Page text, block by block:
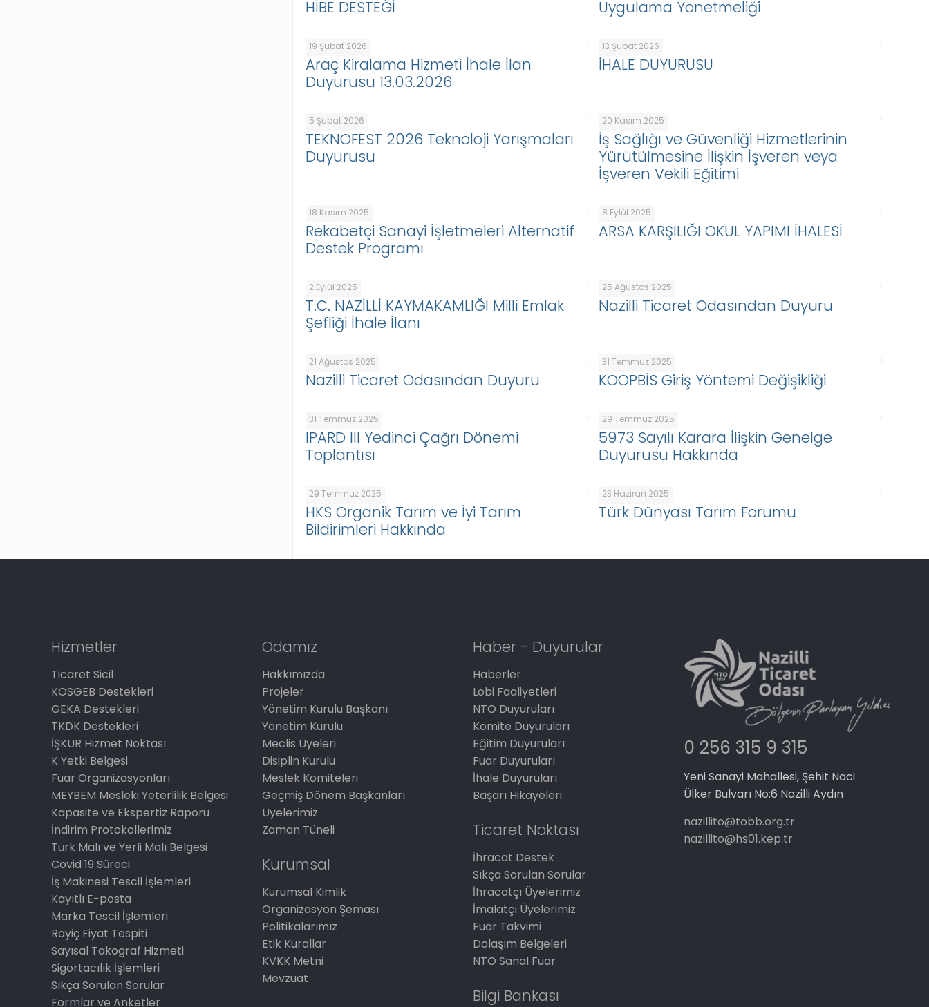
HİBE DESTEĞİ
Uygulama Yönetmeliği
19 Şubat 2026
Araç Kiralama Hizmeti İhale İlan
Duyurusu 13.03.2026
13 Şubat 2026
İHALE DUYURUSU
5 Şubat 2026
TEKNOFEST 2026 Teknoloji Yarışmaları
Duyurusu
20 Kasım 2025
İş Sağlığı ve Güvenliği Hizmetlerinin
Yürütülmesine İlişkin İşveren veya
İşveren Vekili Eğitimi
18 Kasım 2025
Rekabetçi Sanayi İşletmeleri Alternatif
Destek Programı
8 Eylül 2025
ARSA KARŞILIĞI OKUL YAPIMI İHALESİ
2 Eylül 2025
T.C. NAZİLLİ KAYMAKAMLIĞI Milli Emlak
Şefliği İhale İlanı
25 Ağustos 2025
Nazilli Ticaret Odasından Duyuru
21 Ağustos 2025
Nazilli Ticaret Odasından Duyuru
31 Temmuz 2025
KOOPBİS Giriş Yöntemi Değişikliği
31 Temmuz 2025
IPARD III Yedinci Çağrı Dönemi
Toplantısı
29 Temmuz 2025
5973 Sayılı Karara İlişkin Genelge
Duyurusu Hakkında
29 Temmuz 2025
HKS Organik Tarım ve İyi Tarım
Bildirimleri Hakkında
23 Haziran 2025
Türk Dünyası Tarım Forumu
Hizmetler
Ticaret Sicil
KOSGEB Destekleri
GEKA Destekleri
TKDK Destekleri
İŞKUR Hizmet Noktası
K Yetki Belgesi
Fuar Organizasyonları
MEYBEM Mesleki Yeterlilik Belgesi
Kapasite ve Ekspertiz Raporu
İndirim Protokollerimiz
Türk Malı ve Yerli Malı Belgesi
Covid 19 Süreci
İş Makinesi Tescil İşlemleri
Kayıtlı E-posta
Marka Tescil İşlemleri
Rayiç Fiyat Tespiti
Sayısal Takograf Hizmeti
Sigortacılık İşlemleri
Sıkça Sorulan Sorular
Formlar ve Anketler
Odamız
Hakkımızda
Projeler
Yönetim Kurulu Başkanı
Yönetim Kurulu
Meclis Üyeleri
Disiplin Kurulu
Meslek Komiteleri
Geçmiş Dönem Başkanları
Üyelerimiz
Zaman Tüneli
Kurumsal
Kurumsal Kimlik
Organizasyon Şeması
Politikalarımız
Etik Kurallar
KVKK Metni
Mevzuat
Haber - Duyurular
Haberler
Lobi Faaliyetleri
NTO Duyuruları
Komite Duyuruları
Eğitim Duyuruları
Fuar Duyuruları
İhale Duyuruları
Başarı Hikayeleri
Ticaret Noktası
İhracat Destek
Sıkça Sorulan Sorular
İhracatçı Üyelerimiz
İmalatçı Üyelerimiz
Fuar Takvimi
Dolaşım Belgeleri
NTO Sanal Fuar
Bilgi Bankası
0 256 315 9 315
Yeni Sanayi Mahallesi, Şehit Naci
Ülker Bulvarı No:6 Nazilli Aydın
nazillito@tobb.org.tr
nazillito@hs01.kep.tr